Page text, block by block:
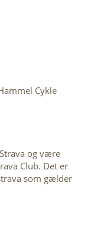
Cykle
og være
Club. Det er
som gælder